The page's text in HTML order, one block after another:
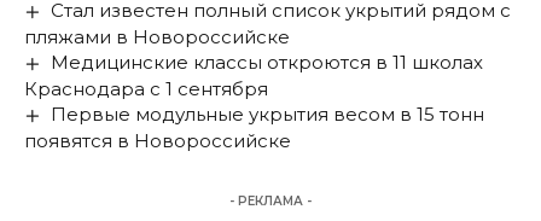
Стал известен полный список укрытий рядом с
пляжами в Новороссийске
Медицинские классы откроются в 11 школах
Краснодара с 1 сентября
Первые модульные укрытия весом в 15 тонн
появятся в Новороссийске
- РЕКЛАМА -